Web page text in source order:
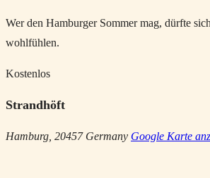
Wer den Hamburger Sommer mag, dürfte
wohlfühlen.
Kostenlos
Strandhöft
Hamburg 20457 Germany Google Karte